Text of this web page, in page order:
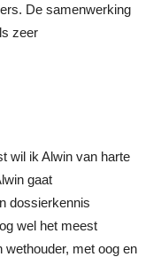
De samenwerking
zeer
wil ik Alwin van harte
gaat
dossierkennis
wel het meest
met oog en